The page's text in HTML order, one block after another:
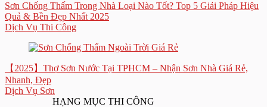
Sơn Chống Thấm Trong Nhà Loại Nào Tốt? Top 5 Giải Pháp Hiệu
Quả & Bền Đẹp Nhất 2025
Dịch Vụ Thi Công
【2025】Thợ Sơn Nước Tại TPHCM – Nhận Sơn Nhà Giá Rẻ,
Nhanh, Đẹp
Dịch Vụ Sơn
HẠNG MỤC THI CÔNG